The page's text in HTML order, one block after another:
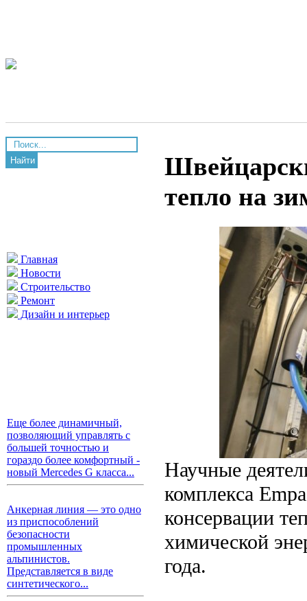
Найти
Главная
Новости
Строительство
Ремонт
Дизайн и интерьер
Еще более динамичный,
позволяющий управлять с
большей точностью и
гораздо более комфортный -
новый Mercedes G класса...
Анкерная линия — это одно
из приспособлений
безопасности
промышленных
альпинистов.
Представляется в виде
синтетического...
тепло на
Научные
комплекса
консервации
химической
года.